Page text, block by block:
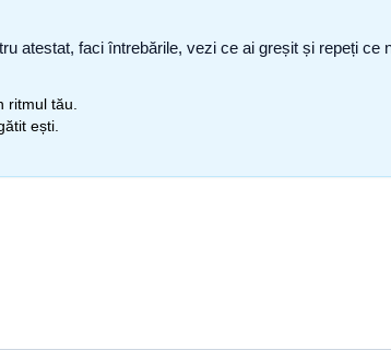
atestat, faci întrebările, vezi ce ai greșit și repeți
ritmul tău.
ești.